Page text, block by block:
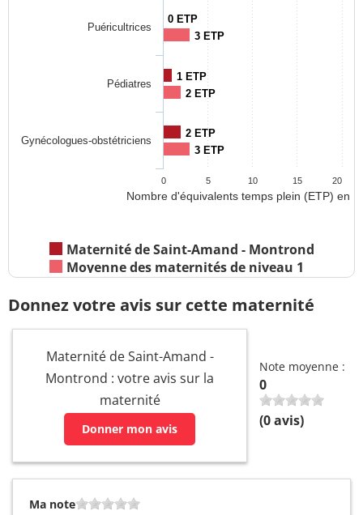
Nombre d'équivalents temps plein (ETP) en
0 ETP
1 ETP
2 ETP
3 ETP
2 ETP
3 ETP
Maternité de Saint-Amand - Montrond
Moyenne des maternités de niveau 1
Puéricultrices
Pédiatres
Gynécologues-obstétriciens
0 5 10 15 20
Donnez votre avis sur cette maternité
Maternité de Saint-Amand -
Montrond : votre avis sur la
maternité
Donner mon avis
Note moyenne :
0
(0avis)
Ma note